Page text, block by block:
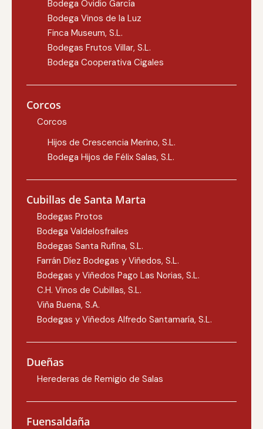
Bodega Ovidio García
Bodega Vinos de la Luz
Finca Museum, S.L.
Bodegas Frutos Villar, S.L.
Bodega Cooperativa Cigales
Corcos
Corcos
Hijos de Crescencia Merino, S.L.
Bodega Hijos de Félix Salas, S.L.
Cubillas de Santa Marta
Bodegas Protos
Bodega Valdelosfrailes
Bodegas Santa Rufina, S.L.
Farrán Díez Bodegas y Viñedos, S.L.
Bodegas y Viñedos Pago Las Norias, S.L.
C.H. Vinos de Cubillas, S.L.
Viña Buena, S.A.
Bodegas y Viñedos Alfredo Santamaría, S.L.
Dueñas
Herederas de Remigio de Salas
Fuensaldaña